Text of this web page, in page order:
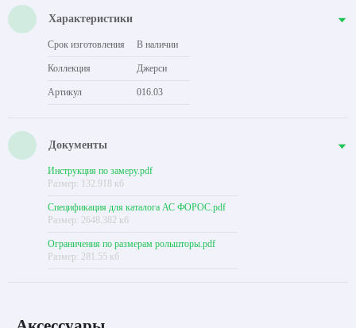
Характеристики
Срок изготовления В наличии
Коллекция Джерси
Артикул 016.03
Документы
Инструкция по замеру.pdf
Размер: 132.918 кб
Спецификация для каталога АС ФОРОС.pdf
Размер: 2648.382 кб
Ограничения по размерам рольшторы.pdf
Размер: 281.55 кб